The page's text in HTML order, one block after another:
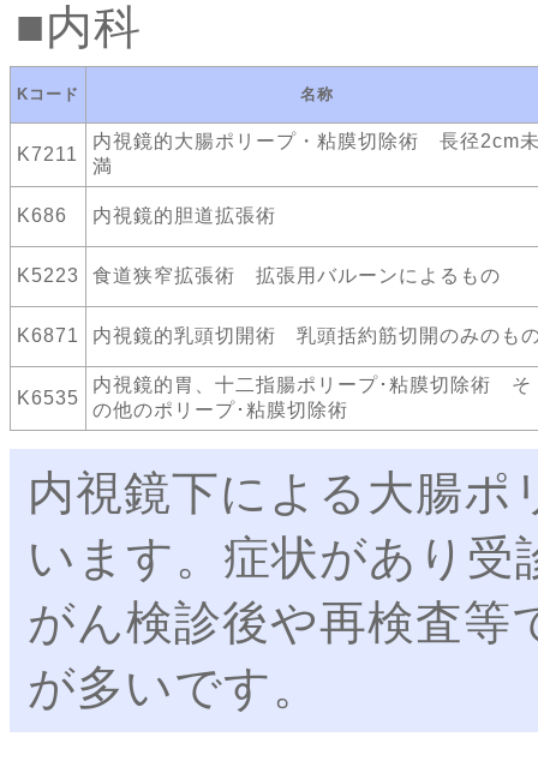
内科
Kコード 名称
K7211
内視鏡的大腸ポリープ・粘膜切除術 長径2cm
満
K686 内視鏡的胆道拡張術
K5223 食道狭窄拡張術 拡張用バルーンによるもの
K6871 内視鏡的乳頭切開術 乳頭括約筋切開のみのも
K6535
内視鏡的胃、十二指腸ポリープ･粘膜切除術 そ
の他のポリープ･粘膜切除術
内視鏡下による大腸ポ
います。症状があり
がん検診後や再検査等
が多いです。